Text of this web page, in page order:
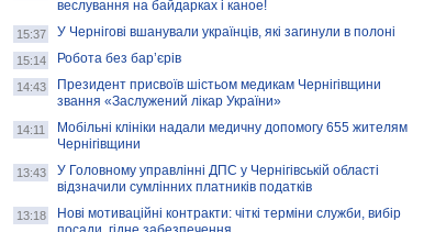
Золота тварина: видання Forbes
написало про чернігівця Патрона: хто і
скільки на ньому заробляє? І куди
витрачають?
веслування на байдарках і каное!
15:37 У Чернігові вшанували українців, які загинули в полоні
15:14 Робота без бар’єрів
14:43
Президент присвоїв шістьом медикам Чернігівщини
звання «Заслужений лікар України»
14:11
Мобільні клініки надали медичну допомогу 655 жителям
Чернігівщини
13:43
У Головному управлінні ДПС у Чернігівській області
відзначили сумлінних платників податків
13:18
Нові мотиваційні контракти: чіткі терміни служби, вибір